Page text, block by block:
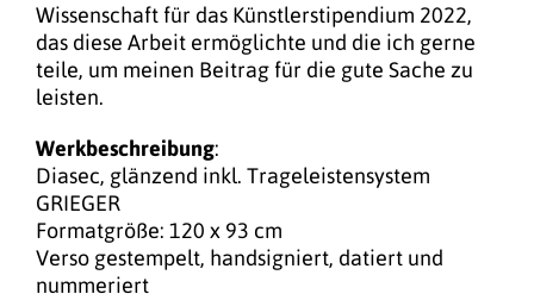
Wissenschaft für das Künstlerstipendium 2022,
das diese Arbeit ermöglichte und die ich gerne
teile, um meinen Beitrag für die gute Sache zu
leisten.
Werkbeschreibung:
Diasec, glänzend inkl. Trageleistensystem
GRIEGER
Formatgröße: 120 x 93 cm
Verso gestempelt, handsigniert, datiert und
nummeriert